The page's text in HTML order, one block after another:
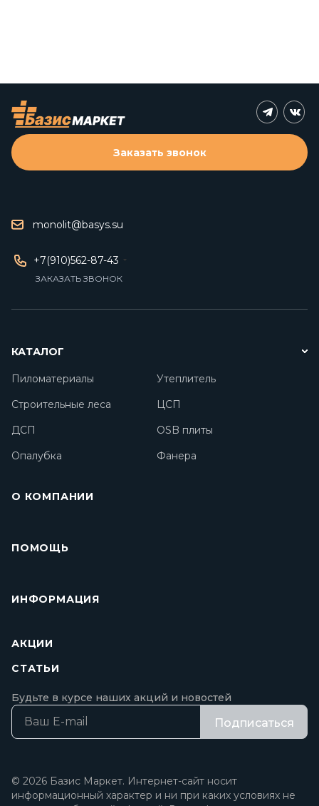
monolit@basys.su
+7(910)562-87-43
ЗАКАЗАТЬ ЗВОНОК
Заказать звонок
КАТАЛОГ
Пиломатериалы
Утеплитель
Строительные леса
ЦСП
ДСП
OSB плиты
Опалубка
Фанера
О КОМПАНИИ
ПОМОЩЬ
ИНФОРМАЦИЯ
АКЦИИ
СТАТЬИ
Будьте в курсе наших акций и новостей
Подписаться
© 2026 Базис Маркет. Интернет-сайт носит
информационный характер и ни при каких условиях не